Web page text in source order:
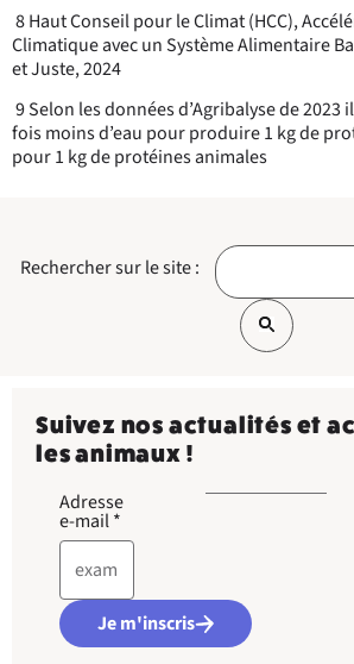
8 Haut Conseil pour le Climat (HCC),
Climatique avec un Système Alimentaire
et Juste, 2024
9 Selon les données d’Agribalyse de 2023
fois moins d’eau pour produire 1 kg de
pour 1 kg de protéines animales
Rechercher sur le site :
Suivez nos actualités et
les animaux !
Adresse
e-mail*
Je m'inscris